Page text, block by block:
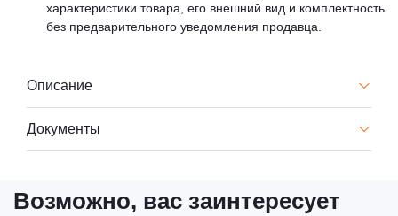
характеристики товара, его внешний вид и комплектность
без предварительного уведомления продавца.
Описание
Документы
Возможно, вас заинтересует